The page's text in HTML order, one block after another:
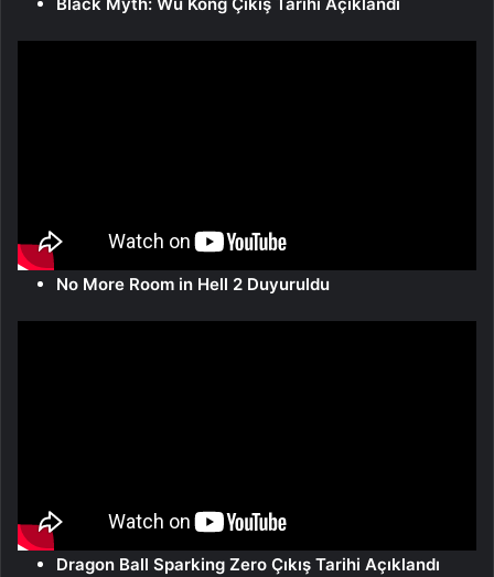
No More Room in Hell 2 Duyuruldu
Dragon Ball Sparking Zero Çıkış Tarihi Açıklandı